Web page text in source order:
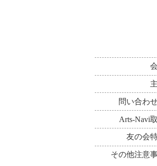
問い合わ
Arts-Navi
友の会
その他注意